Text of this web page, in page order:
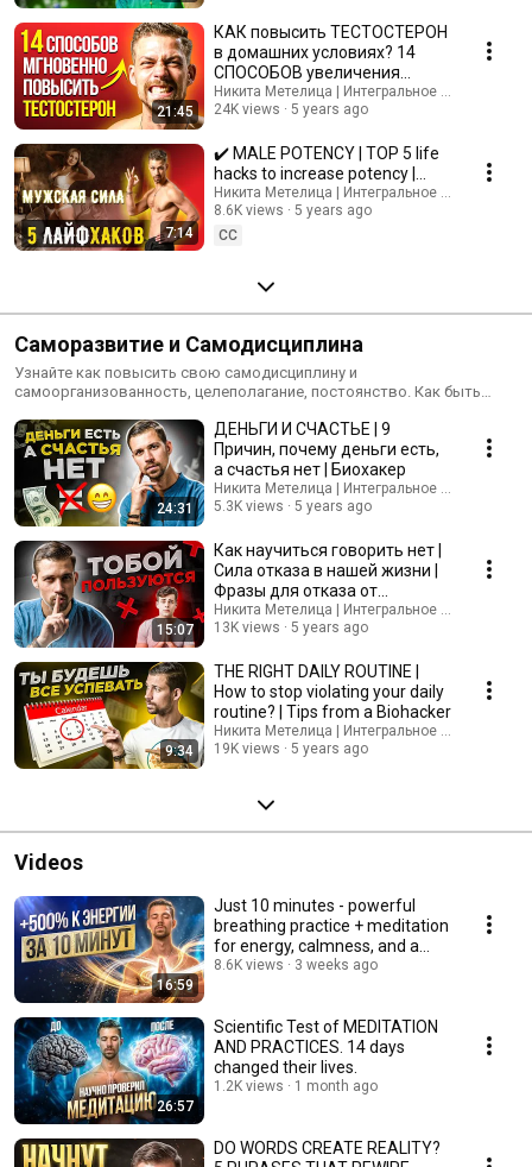
21:45
КАК повысить ТЕСТОСТЕРОН
в домашних условиях? 14
СПОСОБОВ увеличения
тестостерона естественным
путем
Никита Метелица | Интегральное Развитие
24K views
5 years ago
7:14
✔️ MALE POTENCY | TOP 5 life
hacks to increase potency |
How to improve Men's Health
Никита Метелица | Интегральное Развитие
8.6K views
5 years ago
CC
Саморазвитие и Самодисциплина
Узнайте как повысить свою самодисциплину и
самоорганизованность, целеполагание, постоянство. Как быть
мышление. Поддержание психического и ментального баланса. Как
развивать эмоциональный интеллект. Как устранить внутренние
конфликты.
24:31
ДЕНЬГИ И СЧАСТЬЕ | 9
Причин, почему деньги есть,
а счастья нет | Биохакер
Никита Метелица | Интегральное Развитие
5.3K views
5 years ago
15:07
Как научиться говорить нет |
Сила отказа в нашей жизни |
Фразы для отказа от
Биохакера
Никита Метелица | Интегральное Развитие
13K views
5 years ago
9:34
THE RIGHT DAILY ROUTINE |
How to stop violating your daily
routine? | Tips from a Biohacker
Никита Метелица | Интегральное Развитие
19K views
5 years ago
Videos
16:59
Just 10 minutes - powerful
breathing practice + meditation
for energy, calmness, and a
clear mind
8.6K views 3 weeks ago
26:57
Scientific Test of MEDITATION
AND PRACTICES. 14 days
changed their lives.
1.2K views 1 month ago
DO WORDS CREATE REALITY?